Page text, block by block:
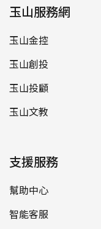
玉山服務網
玉山金控
玉山創投
玉山投顧
玉山文教
支援服務
幫助中心
智能客服